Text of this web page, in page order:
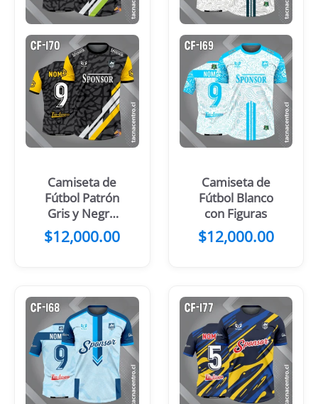
Camiseta de
Fútbol Patrón
Gris y Negro
Franjas Verdes
Blancas
$12,000.00
Camiseta de
Fútbol Blanco
con Figuras
$12,000.00